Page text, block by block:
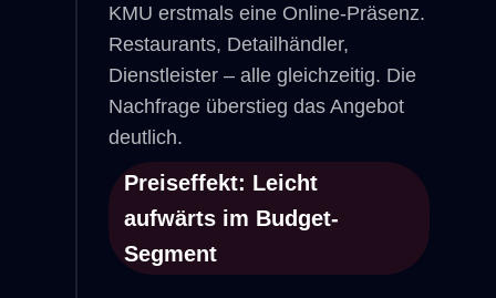
KMU erstmals eine Online-Präsenz.
Restaurants, Detailhändler,
Dienstleister – alle gleichzeitig. Die
Nachfrage überstieg das Angebot
deutlich.
Preiseffekt: Leicht
aufwärts im Budget-
Segment